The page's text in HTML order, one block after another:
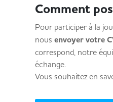
Comment
Pour participer à la
nous envoyer votre
correspond, notre
échange.
Vous souhaitez en